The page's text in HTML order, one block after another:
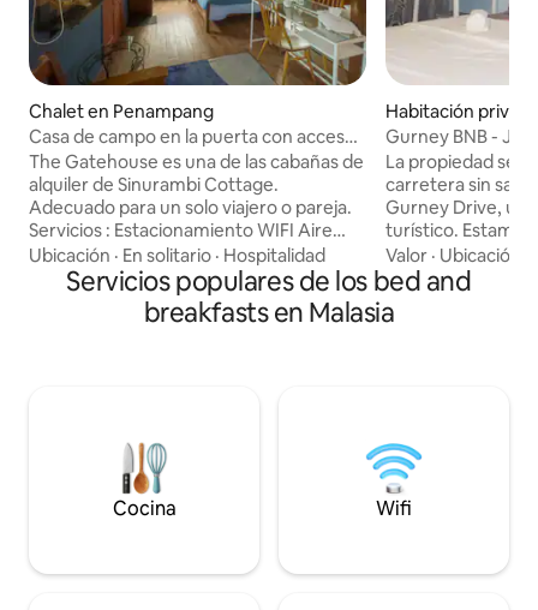
Chalet en Penampang
Casa de campo en la puerta con acceso
a la piscina y cocina
The Gatehouse es una de las cabañas de
alquiler de Sinurambi Cottage.
Adecuado para un solo viajero o pareja.
Servicios : Estacionamiento WIFI Aire
acondicionado y ventiladores de techo.
Ducha a ras de suelo con calentador de
agua. Servicio de café y té/Minibar
Televisión inteligente 1 cama tamaño
adicional: servicio de lavandería y
traslado al aeropuerto/ciudad.
Ubicación · En solitario · Hospitalidad
Habitación
g
Gurney BNB -
La propiedad se
carretera sin
Gurney Drive, un
turístico.
«Triángulo de
minutos a pie de
comercial
vendedores
en las zonas
un balcón trasero
Valor · Ubicación
Servicios populares de los bed and
breakfasts en Malasia
Cocina Wifi